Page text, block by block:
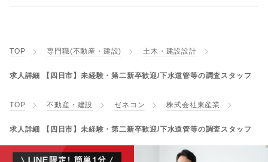
TOP 専門職(不動産・建設) 土木・建設設計
求人詳細 【四日市】未経験・第二新卒歓迎/下水道管等の調査スタッフ
TOP 不動産・建設 ゼネコン 株式会社東産業
求人詳細 【四日市】未経験・第二新卒歓迎/下水道管等の調査スタッフ